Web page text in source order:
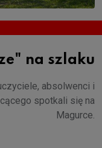
na szlaku
absolwenci i
spotkali się na
Magurce.